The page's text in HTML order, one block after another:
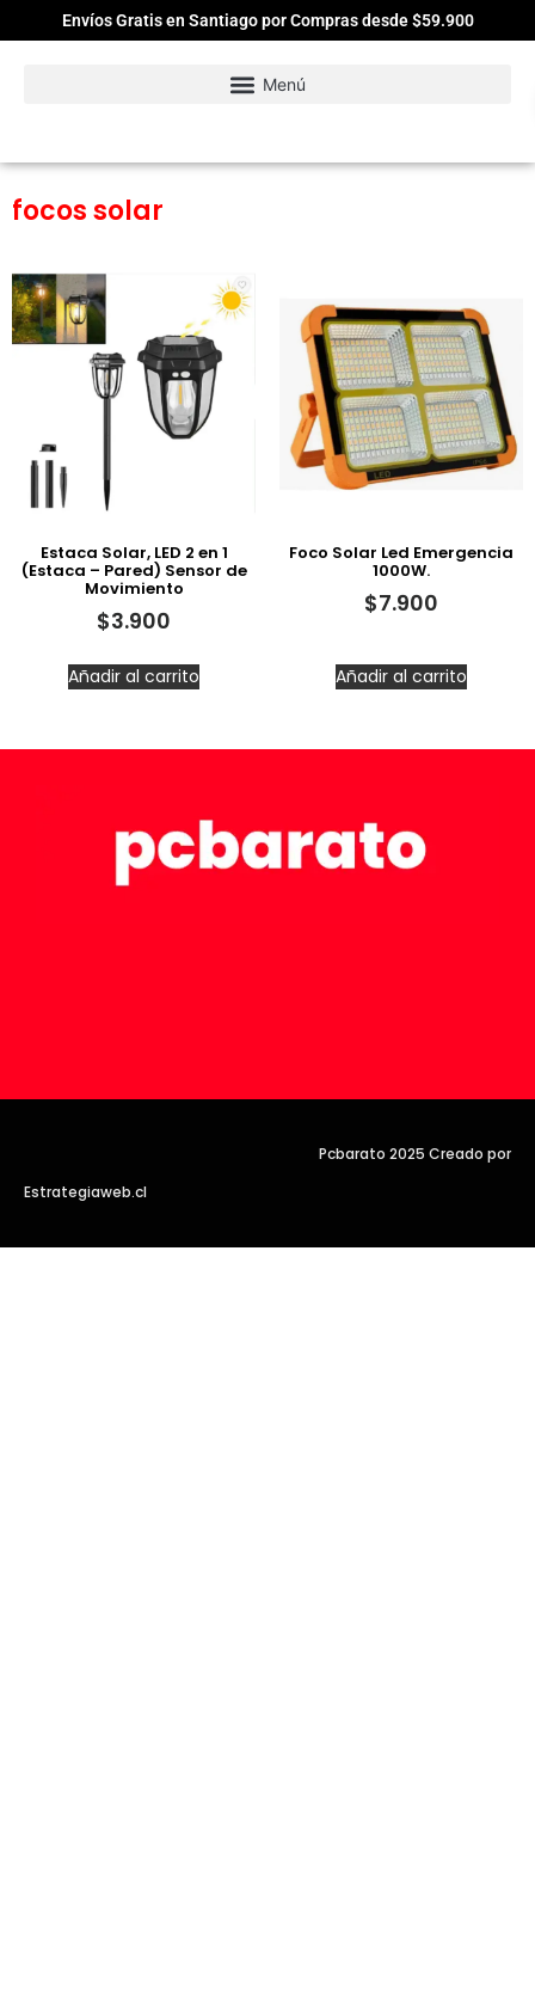
Envíos Gratis en Santiago por Compras desde $59.900
focos solar
Estaca Solar, LED 2 en 1
(Estaca – Pared) Sensor de
Movimiento
$3.900
Añadir al carrito
Foco Solar Led Emergencia
1000W.
$7.900
Añadir al carrito
Pcbarato 2025 Creado por
Estrategiaweb.cl